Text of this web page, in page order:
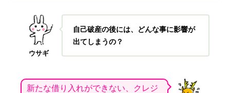
ウサギ
自己破産の後には、どんな事に影響が
出てしまうの？
新たな借り入れができない、クレジ